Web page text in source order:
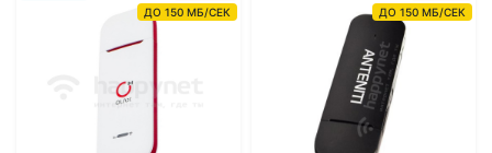
ДО 150 МБ/СЕК
ДО 150 МБ/СЕК